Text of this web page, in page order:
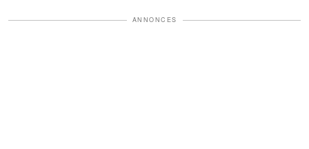
ANNONCES